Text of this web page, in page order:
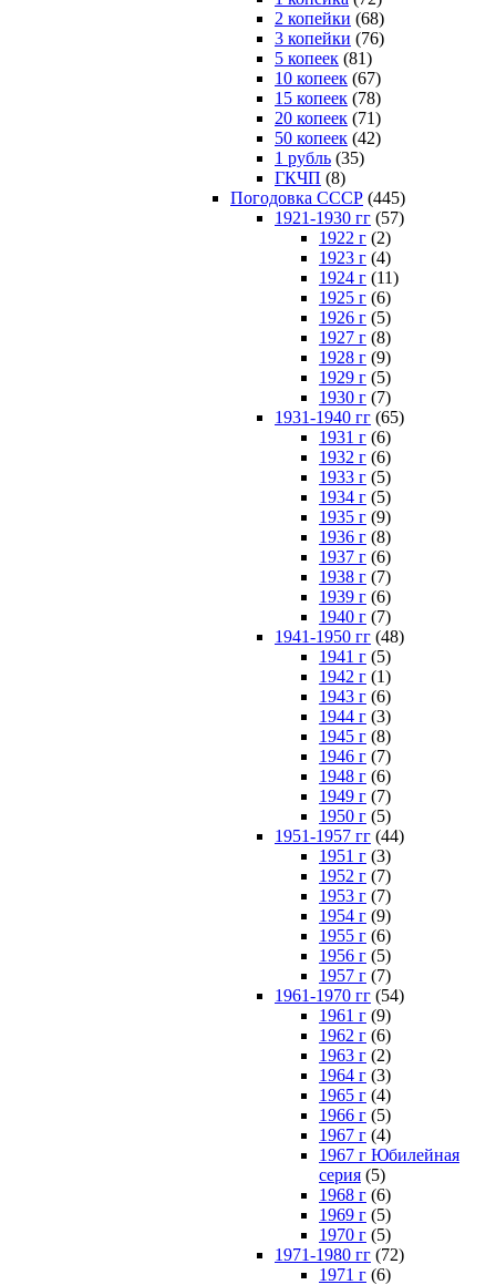
2 копейки (68)
3 копейки (76)
5 копеек (81)
10 копеек (67)
15 копеек (78)
20 копеек (71)
50 копеек (42)
1 рубль (35)
ГКЧП (8)
Погодовка СССР (445)
1921-1930 гг (57)
1922 г (2)
1923 г (4)
1924 г (11)
1925 г (6)
1926 г (5)
1927 г (8)
1928 г (9)
1929 г (5)
1930 г (7)
1931-1940 гг (65)
1931 г (6)
1932 г (6)
1933 г (5)
1934 г (5)
1935 г (9)
1936 г (8)
1937 г (6)
1938 г (7)
1939 г (6)
1940 г (7)
1941-1950 гг (48)
1941 г (5)
1942 г (1)
1943 г (6)
1944 г (3)
1945 г (8)
1946 г (7)
1948 г (6)
1949 г (7)
1950 г (5)
1951-1957 гг (44)
1951 г (3)
1952 г (7)
1953 г (7)
1954 г (9)
1955 г (6)
1956 г (5)
1957 г (7)
1961-1970 гг (54)
1961 г (9)
1962 г (6)
1963 г (2)
1964 г (3)
1965 г (4)
1966 г (5)
1967 г (4)
1967 г Юбилейная
серия (5)
1968 г (6)
1969 г (5)
1970 г (5)
1971-1980 гг (72)
1971 г (6)